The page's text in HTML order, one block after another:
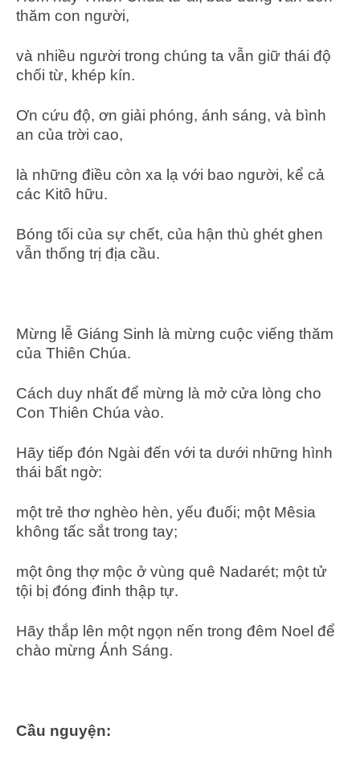
thăm con người,
và nhiều người trong chúng ta vẫn giữ thái độ
chối từ, khép kín.
Ơn cứu độ, ơn giải phóng, ánh sáng, và bình
an của trời cao,
là những điều còn xa lạ với bao người, kể cả
các Kitô hữu.
Bóng tối của sự chết, của hận thù ghét ghen
vẫn thống trị địa cầu.
Mừng lễ Giáng Sinh là mừng cuộc viếng thăm
của Thiên Chúa.
Cách duy nhất để mừng là mở cửa lòng cho
Con Thiên Chúa vào.
Hãy tiếp đón Ngài đến với ta dưới những hình
thái bất ngờ:
một trẻ thơ nghèo hèn, yếu đuối; một Mêsia
không tấc sắt trong tay;
một ông thợ mộc ở vùng quê Nadarét; một tử
tội bị đóng đinh thập tự.
Hãy thắp lên một ngọn nến trong đêm Noel để
chào mừng Ánh Sáng.
Cầu nguyện: